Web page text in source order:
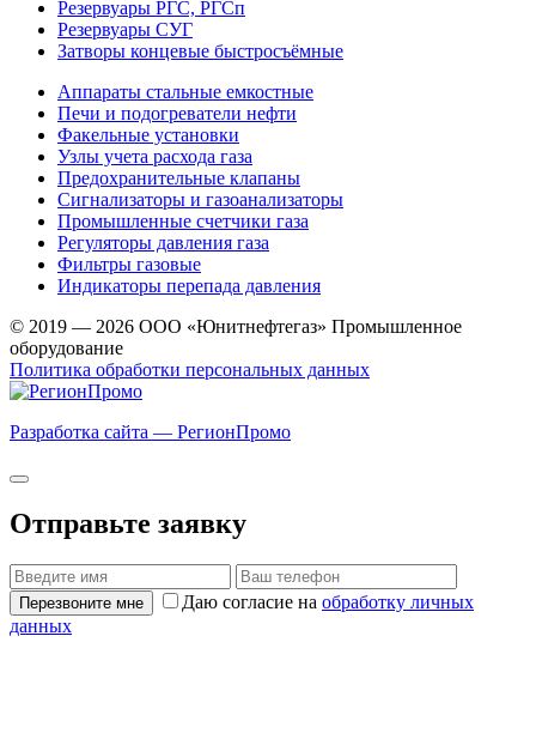
Резервуары РГС, РГСп
Резервуары СУГ
Затворы концевые быстросъёмные
Аппараты стальные емкостные
Печи и подогреватели нефти
Факельные установки
Узлы учета расхода газа
Предохранительные клапаны
Сигнализаторы и газоанализаторы
Промышленные счетчики газа
Регуляторы давления газа
Фильтры газовые
Индикаторы перепада давления
© 2019 — 2026 ООО «Юнитнефтегаз» Промышленное
оборудование
Политика обработки персональных данных
Разработка сайта — РегионПромо
Отправьте заявку
Перезвоните мне Даю согласие на обработку личных
данных